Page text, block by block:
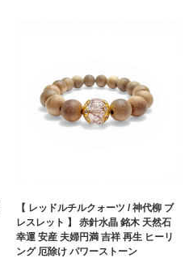
【 レッドルチルクォーツ / 神代柳 ブ
レスレット 】 赤針水晶 銘木 天然石
幸運 安産 夫婦円満 吉祥 再生 ヒーリ
ング 厄除け パワーストーン